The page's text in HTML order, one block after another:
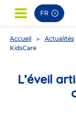
FR
You
are
Accueil Actualités
KidsCare
L’éveil